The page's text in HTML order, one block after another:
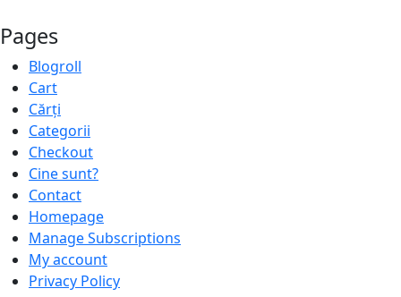
Pages
Blogroll
Cart
Cărți
Categorii
Checkout
Cine sunt?
Contact
Homepage
Manage Subscriptions
My account
Privacy Policy